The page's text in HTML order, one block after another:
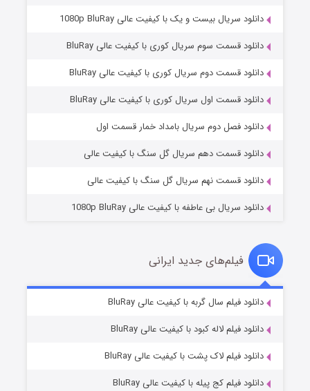
مردگان متحرک: شهر مرده ۳
قسمت۲ (زیرنویس) منتشر شد
قسمت۷ (زیرنویس) منتشر شد
دانلود سریال بیست و یک با کیفیت عالی 1080p BluRay
دانلود قسمت سوم سریال کوری با کیفیت عالی BluRay
دانلود قسمت دوم سریال کوری با کیفیت عالی BluRay
دانلود قسمت اول سریال کوری با کیفیت عالی BluRay
دانلود فصل دوم سریال بامداد خمار قسمت اول
دانلود قسمت دهم سریال گل سنگ با کیفیت عالی
دانلود قسمت نهم سریال گل سنگ با کیفیت عالی
دانلود سریال بی عاطفه با کیفیت عالی 1080p BluRay
فیلم‌های جدید ایرانی
دانلود فیلم سال گربه با کیفیت عالی BluRay
دانلود فیلم لاله کبود با کیفیت عالی BluRay
دانلود فیلم لاک پشت با کیفیت عالی BluRay
دانلود فیلم کج‌ پیله با کیفیت عالی BluRay